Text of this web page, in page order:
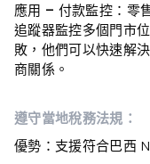
應用 – 付款監控 ：零
追蹤器監控多個門市
敗，他們可以快速解
商關係。
遵守當地稅務法規：
優勢 ：支援符合巴西